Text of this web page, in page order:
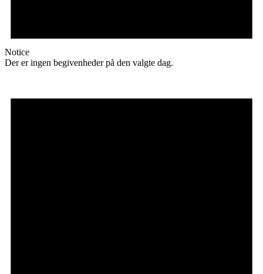
Notice
Der er ingen begivenheder på den valgte dag.